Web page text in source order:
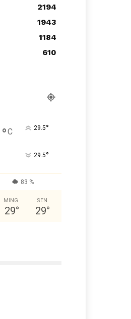
2194
1943
1184
610
°C 29.5°
29.5°
83 %
MING
29°
SEN
29°